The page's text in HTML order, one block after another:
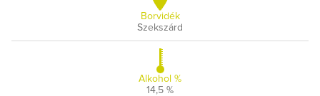
Borvidék
Szekszárd
Alkohol %
14,5 %